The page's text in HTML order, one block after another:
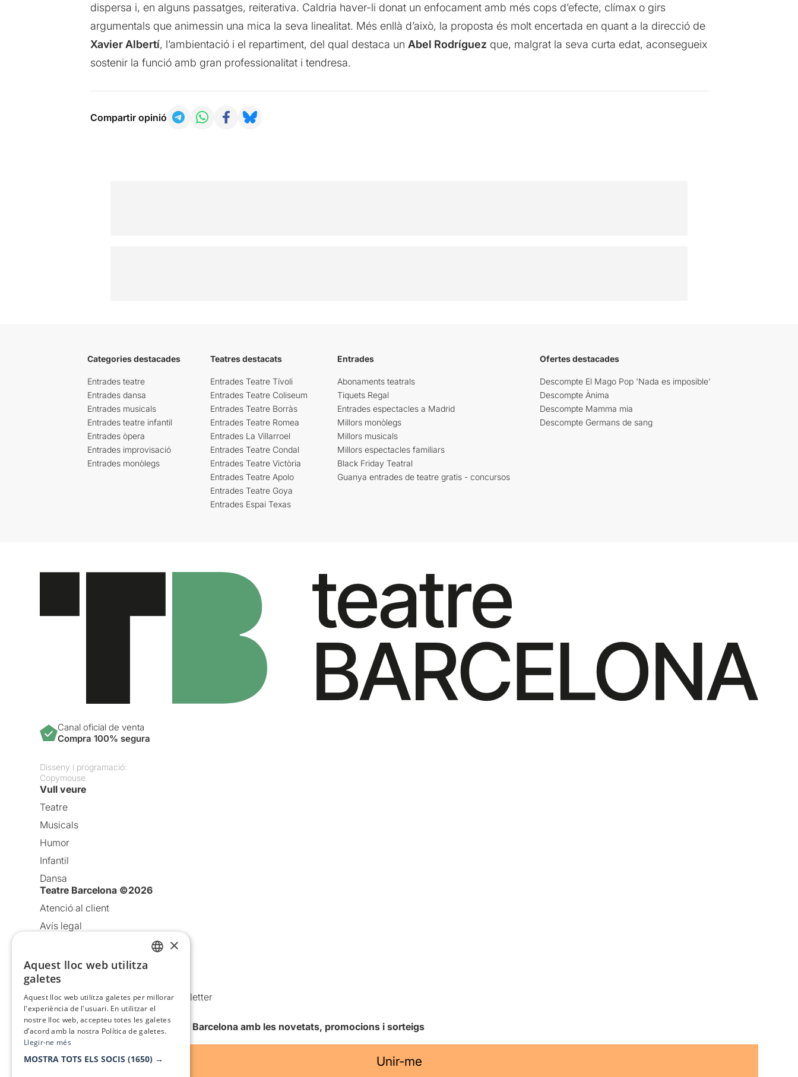
dispersa i, en alguns passatges, reiterativa. Caldria haver-li donat un enfocament amb més cops d’efecte, clímax o girs
argumentals que animessin una mica la seva linealitat. Més enllà d’això, la proposta és molt encertada en quant a la direcció de
Xavier Albertí, l’ambientació i el repartiment, del qual destaca un Abel Rodríguez que, malgrat la seva curta edat, aconsegueix
sostenir la funció amb gran professionalitat i tendresa.
Compartir opinió
Categories destacades
Entrades teatre
Entrades dansa
Entrades musicals
Entrades teatre infantil
Entrades òpera
Entrades improvisació
Entrades monòlegs
Teatres destacats
Entrades Teatre Tívoli
Entrades Teatre Coliseum
Entrades Teatre Borràs
Entrades Teatre Romea
Entrades La Villarroel
Entrades Teatre Condal
Entrades Teatre Victòria
Entrades Teatre Apolo
Entrades Teatre Goya
Entrades Espai Texas
Entrades
Abonaments teatrals
Tiquets Regal
Entrades espectacles a Madrid
Millors monòlegs
Millors musicals
Millors espectacles familiars
Black Friday Teatral
Guanya entrades de teatre gratis - concursos
Ofertes destacades
Descompte El Mago Pop 'Nada es imposible'
Descompte Ànima
Descompte Mamma mia
Descompte Germans de sang
Canal oficial de venta
Compra 100% segura
Disseny i programació:
Copymouse
Vull veure
Teatre
Musicals
Humor
Infantil
Dansa
Teatre Barcelona ©2026
Atenció al client
Avís legal
Política de cookies
Condicions d’ús
Comunicacions comercials i Newsletter
Anuncia’t
Vull rebre la newsletter de Teatre Barcelona amb les novetats, promocions i sorteigs
Unir-me
×
Aquest lloc web utilitza
galetes
Aquest lloc web utilitza galetes per millorar
l'experiència de l'usuari. En utilitzar el
nostre lloc web, accepteu totes les galetes
d’acord amb la nostra Política de galetes.
Llegir-ne més
MOSTRA TOTS ELS SOCIS (1650) →